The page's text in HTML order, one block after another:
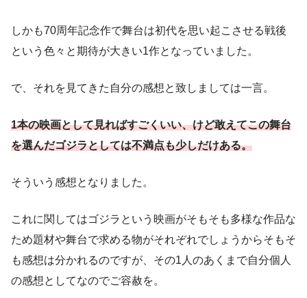
しかも70周年記念作で舞台は初代を思い起こさせる戦後
という色々と期待が大きい1作となっていました。
で、それを見てきた自分の感想と致しましては一言。
1本の映画として見ればすごくいい、けど敢えてこの舞台
を選んだゴジラとしては不満点も少しだけある。
そういう感想となりました。
これに関してはゴジラという映画がそもそも多様な作品な
ため題材や舞台で求める物がそれぞれでしょうからそもそ
も感想は分かれるのですが、その1人のあくまで自分個人
の感想としてなのでご容赦を。